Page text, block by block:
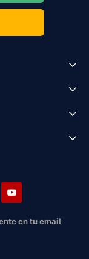
en tu email